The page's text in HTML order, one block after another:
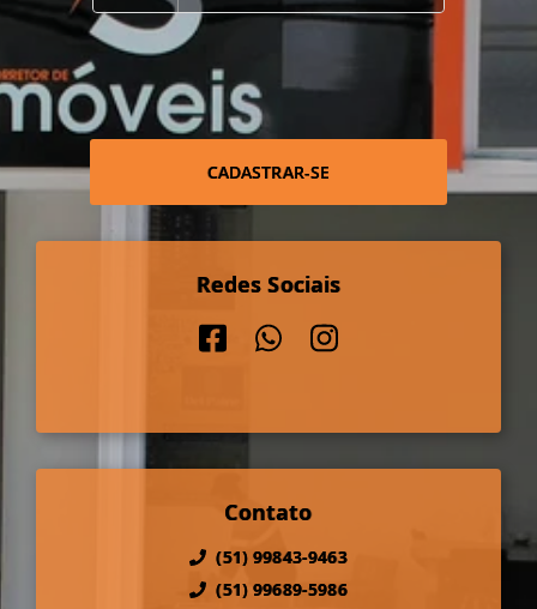
CADASTRAR-SE
Redes Sociais
Contato
(51) 99843-9463
(51) 99689-5986